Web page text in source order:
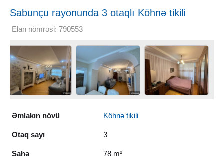
Sabunçu rayonunda 3 otaqlı Köhnə tikili
Satılır, 78 m²
Elan nömrəsi: 790553
Əmlakın növü Köhnə tikili
Otaq sayı 3
Sahə 78 m²